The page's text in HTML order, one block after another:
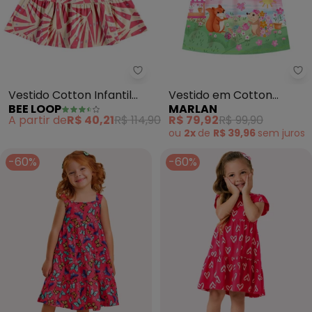
Bee Loop - Vestido Cotton
Vestido Cotton Infantil
(Rosa)
BEE LOOP
A partir deR$ 40,21R$ 114,90
Vestido em Cotton
Maquinetado (Rosa)
MARLAN
R$ 79,92R$ 99,90
ou 2x de R$ 39,96 sem juros
-60% -60%